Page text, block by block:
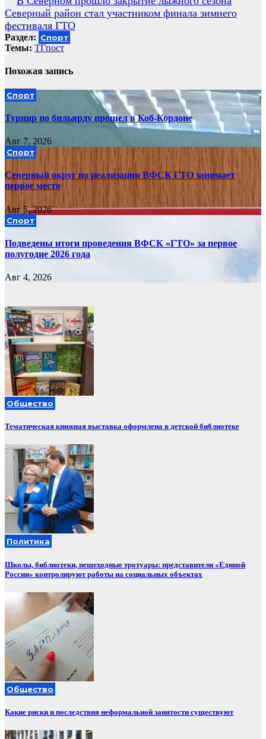
по
записям
Северный район стал участником финала зимнего
фестиваля ГТО
Раздел: Спорт
Темы: ТГпост
Похожая запись
Спорт
Турнир по бильярду прошел в Коб-Кордоне
Авг 7, 2026
Спорт
Северный округ по реализации ВФСК ГТО занимает
первое место
Авг 5, 2026
Спорт
Подведены итоги проведения ВФСК «ГТО» за первое
полугодие 2026 года
Авг 4, 2026
Общество
Тематическая книжная выставка оформлена в детской библиотеке
Политика
Школы, библиотеки, пешеходные тротуары: представители «Единой
России» контролируют работы на социальных объектах
Общество
Какие риски и последствия неформальной занятости существуют